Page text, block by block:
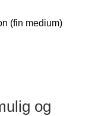
(fin medium)
og